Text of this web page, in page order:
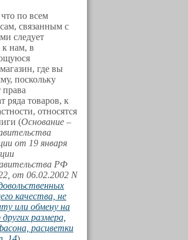
по всем
связанным с
следует
к нам, в
где вы
поскольку
ряда товаров, к
относятся
(Основание –
от 19 января
РФ
от 06.02.2002 N
качества, не
или обмену на
размера,
расцветки